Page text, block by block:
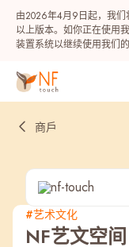
由2026年4月9日起，我
以上版本。如你正在使用
装置系统以继续使用我们的
商戶
#艺术文化
NF艺文空